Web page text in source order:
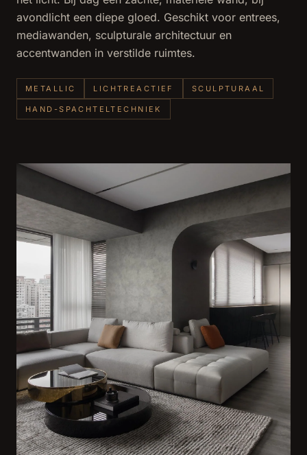
avondlicht een diepe gloed. Geschikt voor entrees,
mediawanden, sculpturale architectuur en
accentwanden in verstilde ruimtes.
METALLIC LICHTREACTIEF SCULPTURAAL
HAND-SPACHTELTECHNIEK